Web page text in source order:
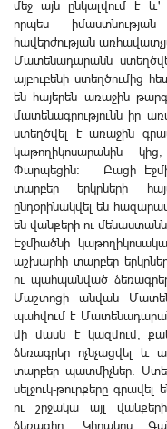
մեջ այն ընկալվում է
որպես
հավերժության
Մատենադարանն
այբուբենի ստեղծումից
են հայերեն առաջին
մատենագրությունն իր
ստեղծվել է առաջին
կաթողիկոսարանին
Փարպեցին: Բացի
տարբեր երկրների
ընդօրինակվել են
են վանքերի ու
Էջմիածնի
աշխարհի տարբեր
ու պահպանված
Մաշտոցի անվան
պահվում է
մի մասն է կազմում,
ձեռագրեր ոչնչացվել և
տարբեր պատմիչներ.
սելջուկ-թուրքերը
ու շրջակա այլ
ձեռագիր: Կիրակոս